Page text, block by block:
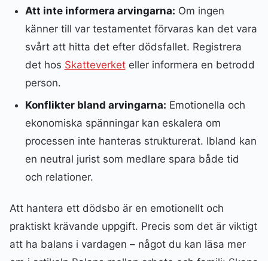
Att inte informera arvingarna: Om ingen
känner till var testamentet förvaras kan det vara
svårt att hitta det efter dödsfallet. Registrera
det hos Skatteverketeller informera en betrodd
person.
Konflikter bland arvingarna: Emotionella och
ekonomiska spänningar kan eskalera om
processen inte hanteras strukturerat. Ibland kan
en neutral jurist som medlare spara både tid
och relationer.
Att hantera ett dödsbo är en emotionellt och
praktiskt krävande uppgift. Precis som det är viktigt
att ha balans i vardagen – något du kan läsa mer